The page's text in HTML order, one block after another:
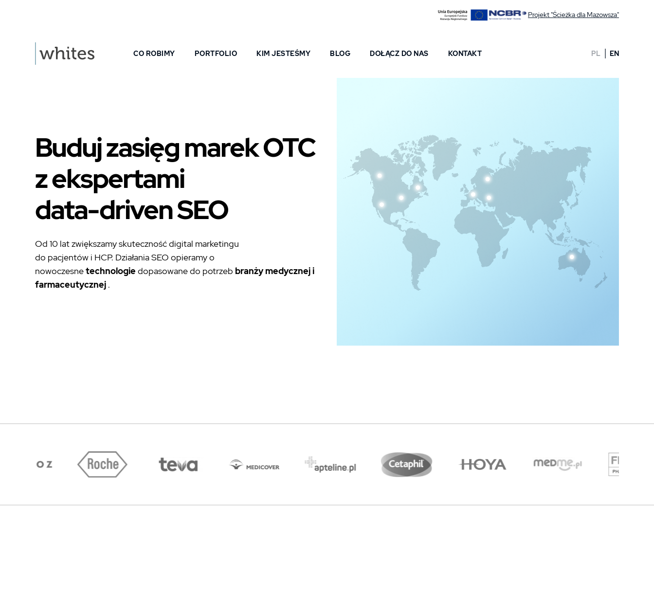
Projekt "Ścieżka dla Mazowsza"
CO ROBIMY PORTFOLIO KIM JESTEŚMY BLOG DOŁĄCZ DO NAS KONTAKT PL EN
Buduj zasięgmarek OTC
z ekspertami
data-driven SEO
Od 10 lat zwiększamy skuteczność digital marketingu
do pacjentów i HCP. Działania SEO opieramy o
nowoczesnetechnologie dopasowane do potrzeb branży medycznej i
farmaceutycznej .